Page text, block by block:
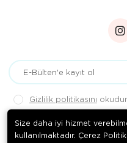
Gizlilik politikasını
Size daha iyi hizmet
kullanılmaktadır. Çerez